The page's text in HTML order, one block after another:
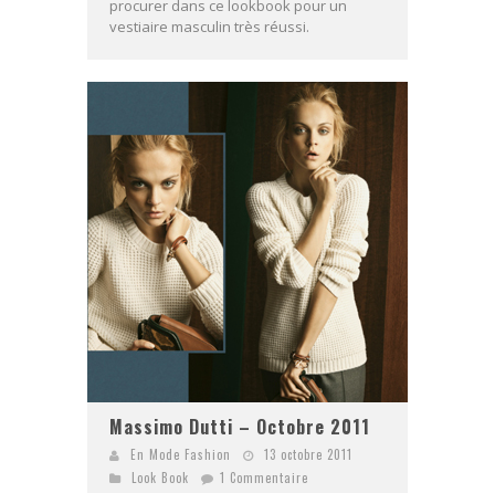
procurer dans ce lookbook pour un
vestiaire masculin très réussi.
Massimo Dutti – Octobre 2011
En Mode Fashion
13 octobre 2011
Look Book
1 Commentaire